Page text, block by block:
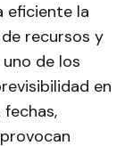
eficiente la
recursos y
de los
en